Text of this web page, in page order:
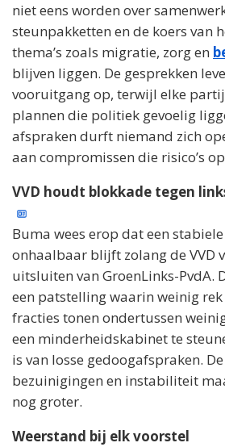
niet eens worden over
steunpakketten en de koers van
thema’s zoals migratie, zorg en
blijven liggen. De gesprekken
vooruitgang op, terwijl elke
plannen die politiek gevoelig
afspraken durft niemand zich
aan compromissen die risico’s
VVD houdt blokkade tegen
Buma wees erop dat een
onhaalbaar blijft zolang de VVD
uitsluiten van GroenLinks-PvdA.
een patstelling waarin weinig
fracties tonen ondertussen
een minderheidskabinet te
is van losse gedoogafspraken.
bezuinigingen en instabiliteit
nog groter.
Weerstand bij elk voorstel